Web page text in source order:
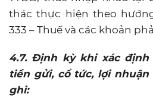
thác thực hiện theo
333 – Thuế và các khoản
4.7. Định kỳ khi xác định
tiền gửi, cổ tức, lợi
ghi: